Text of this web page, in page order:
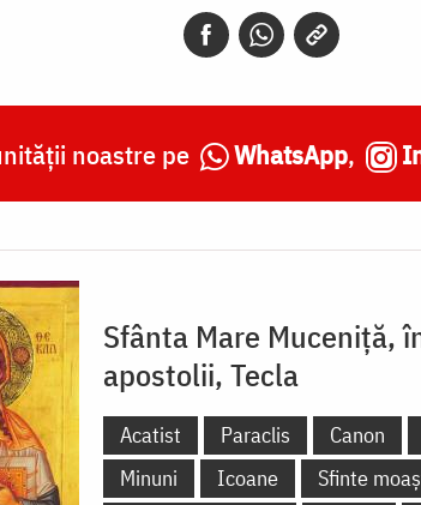
noastre pe WhatsApp,
Sfânta Mare Muceniță,
apostolii, Tecla
Acatist Paraclis Canon
Minuni
Icoane
Sfinte